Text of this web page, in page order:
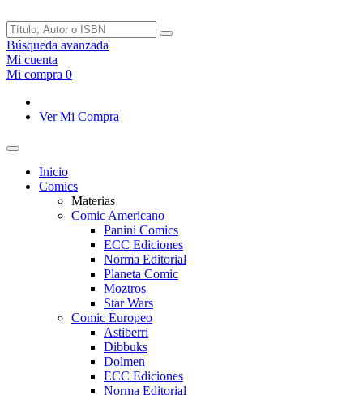
Búsqueda avanzada
Mi cuenta
Mi compra 0
Ver Mi Compra
Inicio
Comics
Materias
Comic Americano
Panini Comics
ECC Ediciones
Norma Editorial
Planeta Comic
Moztros
Star Wars
Comic Europeo
Astiberri
Dibbuks
Dolmen
ECC Ediciones
Norma Editorial